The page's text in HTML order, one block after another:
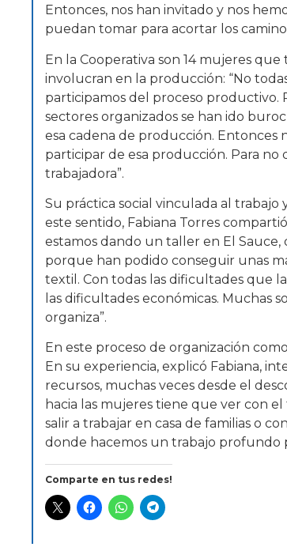
Entonces, nos han invitado y nos
puedan tomar para acortar los
En la Cooperativa son 14 mujeres
involucran en la producción: “No
participamos del proceso
sectores organizados se han ido
esa cadena de producción. Entonces
participar de esa producción. Para
trabajadora”.
Su práctica social vinculada al trabajo
este sentido, Fabiana Torres
estamos dando un taller en El Sauce,
porque han podido conseguir unas
textil. Con todas las dificultades que
las dificultades económicas. Muchas
organiza”.
En este proceso de organización
En su experiencia, explicó Fabiana,
recursos, muchas veces desde el
hacia las mujeres tiene que ver con
salir a trabajar en casa de familias o
donde hacemos un trabajo profundo
Comparte en tus redes!